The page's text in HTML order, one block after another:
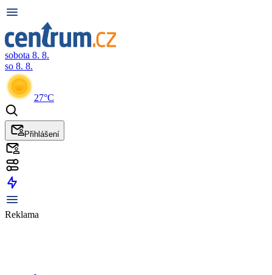
sobota 8. 8.
so 8. 8.
27°C
Přihlášení
Reklama